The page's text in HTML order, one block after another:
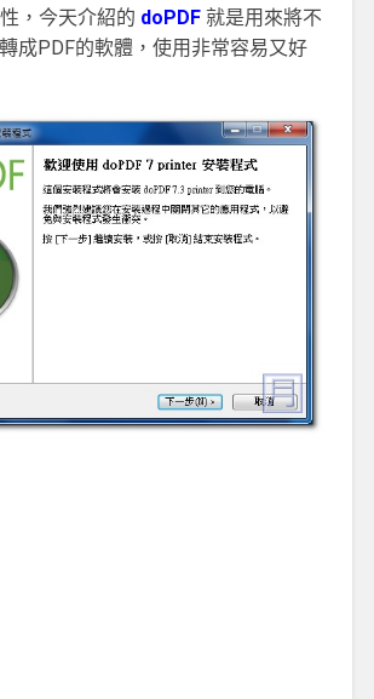
，今天介紹的 doPDF就是用來將不
成PDF的軟體，使用非常容易又好